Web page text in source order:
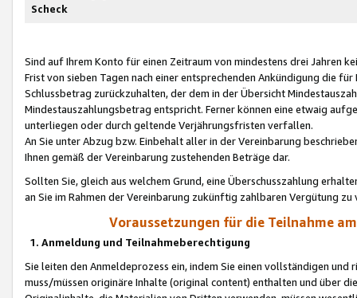
Scheck
Sind auf Ihrem Konto für einen Zeitraum von mindestens drei Jahren
Frist von sieben Tagen nach einer entsprechenden Ankündigung die
Schlussbetrag zurückzuhalten, der dem in der Übersicht
Mindestauszahlungsbetrag entspricht. Ferner können eine etwaig
unterliegen oder durch geltende Verjährungsfristen verfallen.
An Sie unter Abzug bzw. Einbehalt aller in der Vereinbarung
Ihnen gemäß der Vereinbarung zustehenden Beträge dar.
Sollten Sie, gleich aus welchem Grund, eine Überschusszahlung
an Sie im Rahmen der Vereinbarung zukünftig zahlbaren Vergütung zu
Voraussetzungen für die Teilnahme
1. Anmeldung und Teilnahmeberechtigung
Sie leiten den Anmeldeprozess ein, indem Sie einen vollständigen
muss/müssen originäre Inhalte (original content) enthalten und über